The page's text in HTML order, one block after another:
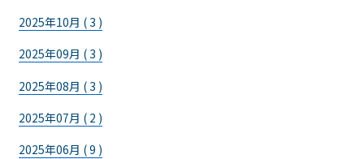
2025年10月 ( 3 )
2025年09月 ( 3 )
2025年08月 ( 3 )
2025年07月 ( 2 )
2025年06月 ( 9 )